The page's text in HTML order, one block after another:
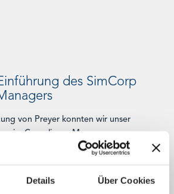
Details Über Cookies
des SimCorp
von Preyer konnten wir unser
im Compliance Manager von
effizienter umsetzen. Das
geschätzt haben wir die
die geprägt war von